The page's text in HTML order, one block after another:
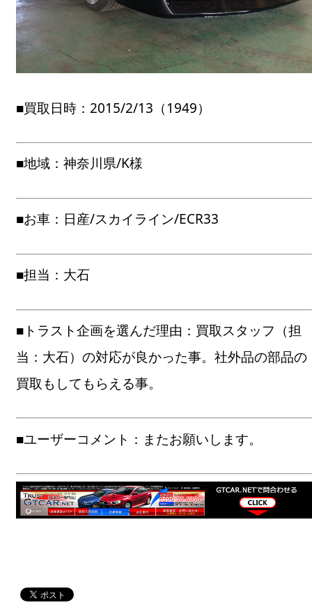
■買取日時：2015/2/13（1949）
■地域：神奈川県/K様
■お車：日産/スカイライン/ECR33
■担当：大石
■トラスト企画を選んだ理由：買取スタッフ（担
当：大石）の対応が良かった事。社外品の部品の
買取もしてもらえる事。
■ユーザーコメント：またお願いします。